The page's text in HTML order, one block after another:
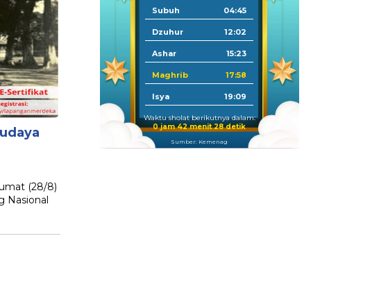
(28/8)
Nasional
Subuh 04:45
Dzuhur 12:02
Ashar 15:23
Maghrib 17:58
Isya 19:09
Waktu sholat berikutnya dalam:
0 jam 42 menit 27 detik
Sumber: Kemenag